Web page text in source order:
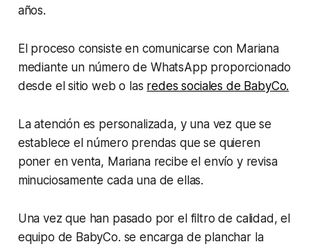
años.
El proceso consiste en comunicarse con Mariana
mediante un número de WhatsApp proporcionado
desde el sitio web o las redes sociales de BabyCo.
La atención es personalizada, y una vez que se
establece el número prendas que se quieren
poner en venta, Mariana recibe el envío y revisa
minuciosamente cada una de ellas.
Una vez que han pasado por el filtro de calidad, el
equipo de BabyCo. se encarga de planchar la